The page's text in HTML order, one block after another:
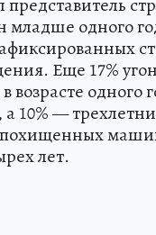
представитель
одного
Еще 17%
возрасте одного
а 10% —
похищенных
лет.